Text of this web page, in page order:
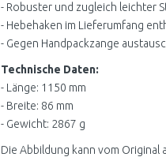
- Robuster und zugleich leichter
- Hebehaken im Lieferumfang
- Gegen Handpackzange
Technische Daten:
- Länge: 1150 mm
- Breite: 86 mm
- Gewicht: 2867 g
Die Abbildung kann vom Original